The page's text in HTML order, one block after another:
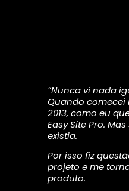
“Nunca vi nada
Quando comecei
2013, como eu
Easy Site Pro.
existia.
Por isso fiz
projeto e me
produto.